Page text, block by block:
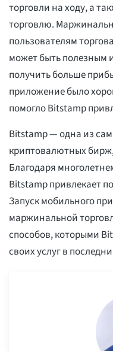
торговли на ходу, а
торговлю.
пользователям
может быть полезным
получить больше
приложение было
помогло Bitstamp
Bitstamp — одна из
криптовалютных
Благодаря
Bitstamp привлекает
Запуск мобильного
маржинальной
способов, которыми
своих услуг в